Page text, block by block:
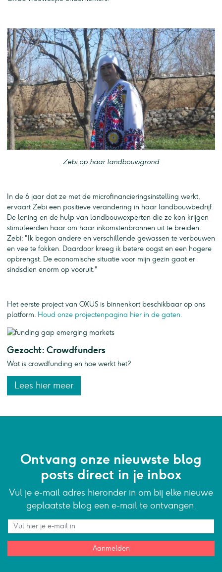
Zebi op haar landbouwgrond
In de 6 jaar dat ze met de microfinancieringsinstelling werkt,
ervaart Zebi een positieve verandering in haar landbouwbedrijf.
De lening en de hulp van landbouwexperten die ze kon krijgen
stimuleerden haar om haar inkomstenbronnen uit te breiden.
Zebi: "Ik begon andere en verschillende gewassen te verbouwen
en vee te fokken. Daardoor kreeg ik betere oogst en een hogere
opbrengst. De economische situatie voor mijn gezin gaat er
sindsdien enorm op vooruit."
Het eerste project van OXUS is binnenkort beschikbaar op ons
platform. Houd onze projectenpagina hier in de gaten.
Gezocht: Crowdfunders
Wat is crowdfunding en hoe werkt het?
Lees hier meer
Ontvang onze nieuwste blog
posts direct in je inbox
Vul je e-mail adres hieronder in om bij elke nieuwe
geplaatste blog een e-mail te ontvangen.
Aanmelden